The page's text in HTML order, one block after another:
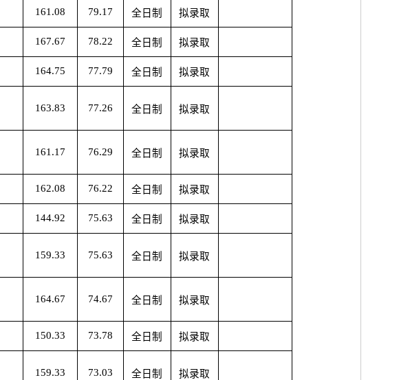
161.08 79.17 全日制 拟录取
167.67 78.22 全日制 拟录取
164.75 77.79 全日制 拟录取
163.83 77.26 全日制 拟录取
161.17 76.29 全日制 拟录取
162.08 76.22 全日制 拟录取
144.92 75.63 全日制 拟录取
159.33 75.63 全日制 拟录取
164.67 74.67 全日制 拟录取
150.33 73.78 全日制 拟录取
159.33 73.03 全日制 拟录取